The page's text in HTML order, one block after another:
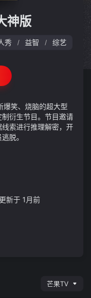
神版
秀 / 益智 / 综艺
爆笑、烧脑的超大型
衍生节目。节目邀请
索进行推理解密，开
脱。
新于 1月前
芒果TV